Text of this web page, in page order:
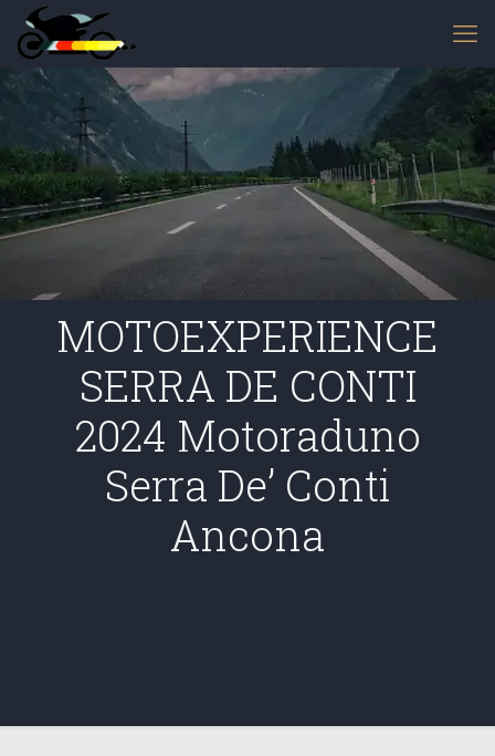
MOTOEXPERIENCE
SERRA DE CONTI
2024 Motoraduno
Serra De’ Conti
Ancona